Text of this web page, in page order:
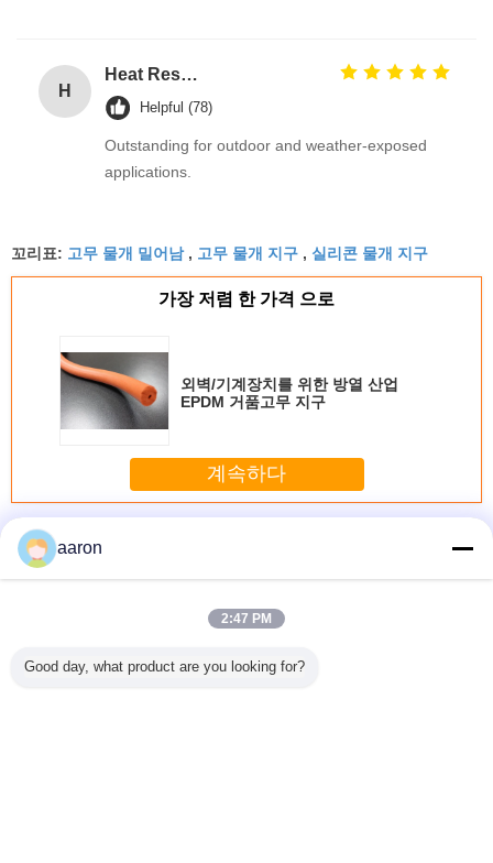
H
Heat Resistant Black EPDM Rubber O Rings for Gas Valves with Excellent Ozone Resistance for Automotive Tank Seal
Helpful (78)
Outstanding for outdoor and weather-exposed
applications.
꼬리표: 고무 물개 밀어남, 고무 물개 지구 , 실리콘 물개 지구
가장 저렴 한 가격 으로
외벽/기계장치를 위한 방열 산업
EPDM 거품고무 지구
계속하다
더 많은 것
고
구 고열
경도계 차 Epdm
부동액 표면을 가
자동 바람막이
EPDM 고무 밀어
aaron
2:47 PM
Good day, what product are you looking for?